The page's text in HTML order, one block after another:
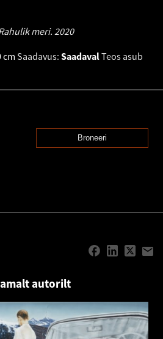
meri.2020
cm Saadavus: SaadavalTeos asub
Broneeri
autorilt